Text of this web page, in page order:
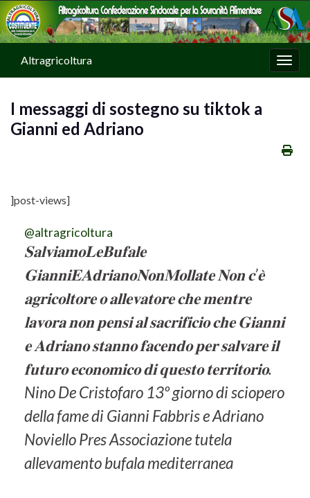
Altragricoltura
I messaggi di sostegno su tiktok a
Gianni ed Adriano
]post-views]
@altragricoltura
𝐒𝐚𝐥𝐯𝐢𝐚𝐦𝐨𝐋𝐞𝐁𝐮𝐟𝐚𝐥𝐞
𝐆𝐢𝐚𝐧𝐧𝐢𝐄𝐀𝐝𝐫𝐢𝐚𝐧𝐨𝐍𝐨𝐧𝐌𝐨𝐥𝐥𝐚𝐭𝐞 𝐍𝐨𝐧 𝐜’𝐞̀
𝐚𝐠𝐫𝐢𝐜𝐨𝐥𝐭𝐨𝐫𝐞 𝐨 𝐚𝐥𝐥𝐞𝐯𝐚𝐭𝐨𝐫𝐞 𝐜𝐡𝐞 𝐦𝐞𝐧𝐭𝐫𝐞
𝐥𝐚𝐯𝐨𝐫𝐚 𝐧𝐨𝐧 𝐩𝐞𝐧𝐬𝐢 𝐚𝐥 𝐬𝐚𝐜𝐫𝐢𝐟𝐢𝐜𝐢𝐨 𝐜𝐡𝐞 𝐆𝐢𝐚𝐧𝐧𝐢
𝐞 𝐀𝐝𝐫𝐢𝐚𝐧𝐨 𝐬𝐭𝐚𝐧𝐧𝐨 𝐟𝐚𝐜𝐞𝐧𝐝𝐨 𝐩𝐞𝐫 𝐬𝐚𝐥𝐯𝐚𝐫𝐞 𝐢𝐥
𝐟𝐮𝐭𝐮𝐫𝐨 𝐞𝐜𝐨𝐧𝐨𝐦𝐢𝐜𝐨 𝐝𝐢 𝐪𝐮𝐞𝐬𝐭𝐨 𝐭𝐞𝐫𝐫𝐢𝐭𝐨𝐫𝐢𝐨.
Nino De Cristofaro 13º giorno di sciopero
della fame di Gianni Fabbris e Adriano
Noviello Pres Associazione tutela
allevamento bufala mediterranea